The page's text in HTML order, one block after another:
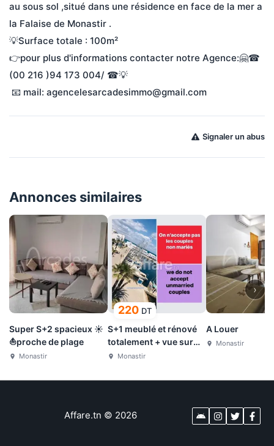
au sous sol ,situé dans une résidence en face de la mer a
la Falaise de Monastir .
💡Surface totale : 100m²
👉pour plus d'informations contacter notre Agence:🤗☎
(00 216 )94 173 004/ ☎💡
📧 mail: agencelesarcadesimmo@gmail.com
Signaler un abus
Annonces similaires
Super S+2 spacieux ☀
⛵proche de plage
Monastir
220 DT
S+1 meublé et rénové
totalement + vue sur
port nautique
Monastir
A Louer
Monastir
›
Affare.tn © 2026